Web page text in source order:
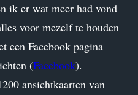
ik er wat meer had vond
voor mezelf te houden
een Facebook pagina
(Facebook).
ansichtkaarten van